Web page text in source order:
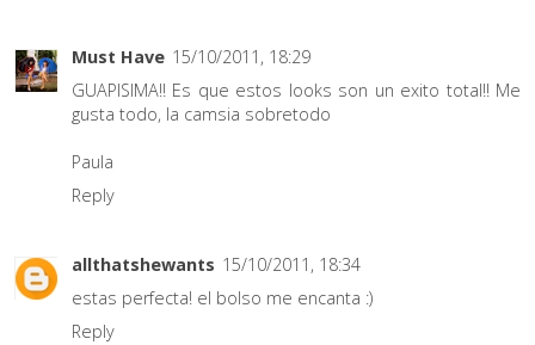
Must Have 15/10/2011, 18:29
GUAPISIMA!! Es que estos looks son un exito total!! Me
gusta todo, la camsia sobretodo
Paula
Reply
allthatshewants 15/10/2011, 18:34
estas perfecta! el bolso me encanta :)
Reply